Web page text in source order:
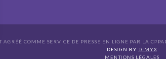
AGRÉÉ COMME SERVICE DE PRESSE EN LIGNE PAR LA
DESIGN BY DIMYX
MENTIONS LÉGALES
!
vos Options